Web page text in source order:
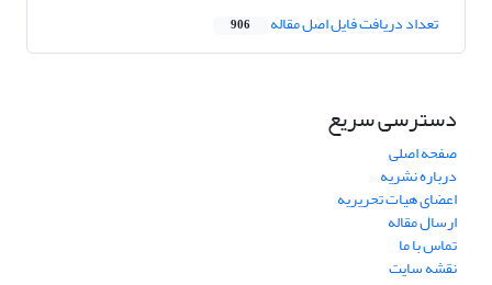
تعداد دریافت فایل اصل مقاله 906
دسترسی سریع
صفحه اصلی
درباره نشریه
اعضای هیات تحریریه
ارسال مقاله
تماس با ما
نقشه سایت